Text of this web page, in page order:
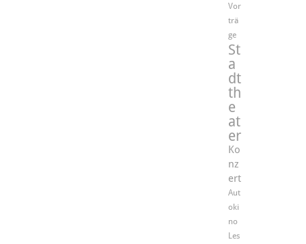
Vor
trä
ge
St
a
dt
th
e
at
er
Ko
nz
ert
Aut
oki
no
Les